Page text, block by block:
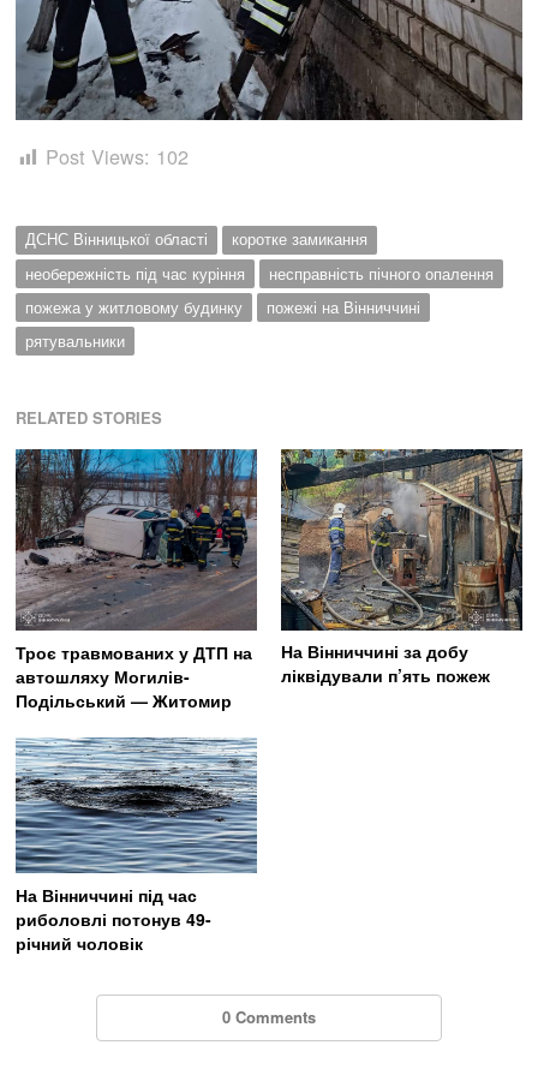
Post Views: 102
ДСНС Вінницької області
коротке замикання
необережність під час куріння
несправність пічного опалення
пожежа у житловому будинку
пожежі на Вінниччині
рятувальники
RELATED STORIES
Троє травмованих у ДТП на
автошляху Могилів-
Подільський — Житомир
На Вінниччині за добу
ліквідували п’ять пожеж
На Вінниччині під час
риболовлі потонув 49-
річний чоловік
0 Comments